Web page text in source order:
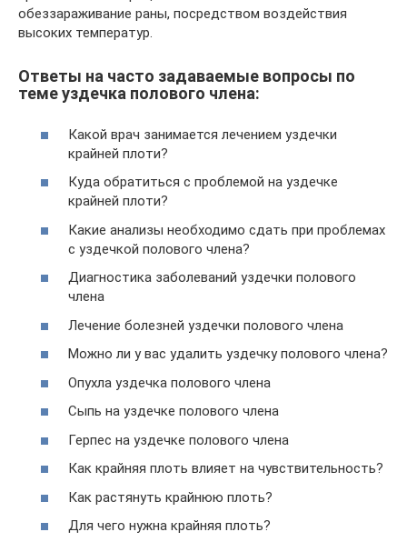
обеззараживание раны, посредством воздействия
высоких температур.
Ответы на часто задаваемые вопросы по
теме уздечка полового члена:
Какой врач занимается лечением уздечки
крайней плоти?
Куда обратиться с проблемой на уздечке
крайней плоти?
Какие анализы необходимо сдать при проблемах
с уздечкой полового члена?
Диагностика заболеваний уздечки полового
члена
Лечение болезней уздечки полового члена
Можно ли у вас удалить уздечку полового члена?
Опухла уздечка полового члена
Сыпь на уздечке полового члена
Герпес на уздечке полового члена
Как крайняя плоть влияет на чувствительность?
Как растянуть крайнюю плоть?
Для чего нужна крайняя плоть?